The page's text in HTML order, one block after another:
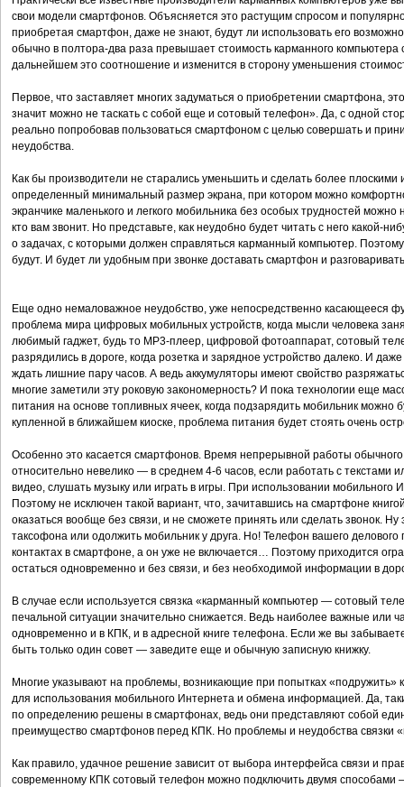
свои модели смартфонов. Объясняется это растущим спросом и
приобретая смартфон, даже не знают, будут ли использовать его
обычно в полтора-два раза превышает стоимость карманного
дальнейшем это соотношение и изменится в сторону уменьшения
Первое, что заставляет многих задуматься о приобретении смартфона,
значит можно не таскать с собой еще и сотовый телефон». Да, с одной
реально попробовав пользоваться смартфоном с целью совершать и
неудобства.
Как бы производители не старались уменьшить и сделать более плоскими
определенный минимальный размер экрана, при котором можно
экранчике маленького и легкого мобильника без особых трудностей
кто вам звонит. Но представьте, как неудобно будет читать с него какой-
о задачах, с которыми должен справляться карманный компьютер.
будут. И будет ли удобным при звонке доставать смартфон и
Еще одно немаловажное неудобство, уже непосредственно касающееся
проблема мира цифровых мобильных устройств, когда мысли человека
любимый гаджет, будь то MP3-плеер, цифровой фотоаппарат, сотовый
разрядились в дороге, когда розетка и зарядное устройство далеко. И
ждать лишние пару часов. А ведь аккумуляторы имеют свойство
многие заметили эту роковую закономерность? И пока технологии еще
питания на основе топливных ячеек, когда подзарядить мобильник можно
купленной в ближайшем киоске, проблема питания будет стоять очень
Особенно это касается смартфонов. Время непрерывной работы
относительно невелико — в среднем 4-6 часов, если работать с текстами
видео, слушать музыку или играть в игры. При использовании мобильного
Поэтому не исключен такой вариант, что, зачитавшись на смартфоне
оказаться вообще без связи, и не сможете принять или сделать звонок.
таксофона или одолжить мобильник у друга. Но! Телефон вашего
контактах в смартфоне, а он уже не включается… Поэтому приходится
остаться одновременно и без связи, и без необходимой информации в
В случае если используется связка «карманный компьютер — сотовый
печальной ситуации значительно снижается. Ведь наиболее важные или
одновременно и в КПК, и в адресной книге телефона. Если же вы
быть только один совет — заведите еще и обычную записную книжку.
Многие указывают на проблемы, возникающие при попытках
для использования мобильного Интернета и обмена информацией. Да,
по определению решены в смартфонах, ведь они представляют собой
преимущество смартфонов перед КПК. Но проблемы и неудобства связки
Как правило, удачное решение зависит от выбора интерфейса связи и
современному КПК сотовый телефон можно подключить двумя способами